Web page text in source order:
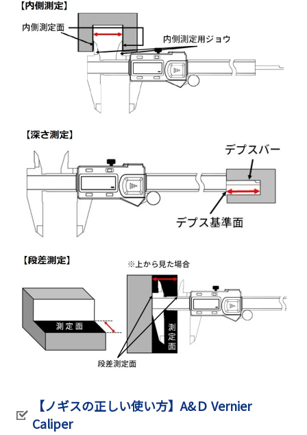
【ノギスの正しい使い方】A&Ｄ Vernier
Caliper